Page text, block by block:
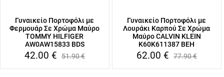
Γυναικείο Πορτοφόλι με
Φερμουάρ Σε Χρώμα Μαύρο
TOMMY HILFIGER
AW0AW15833 BDS
42.00 € 51.90€
Γυναικείο Πορτοφόλι με
Λουράκι Καρπού Σε Χρώμα
Μαύρο CALVIN KLEIN
K60K611387 BEH
62.00 € 77.90€